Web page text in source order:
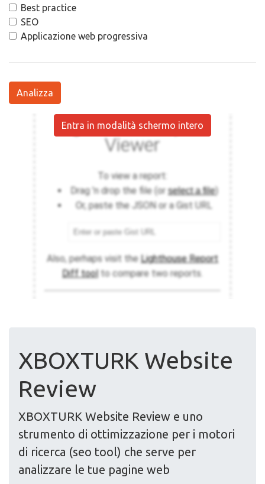
Best practice
SEO
Applicazione web progressiva
Analizza
Entra in modalità schermo intero
XBOXTURK Website
Review
XBOXTURK Website Review e uno
strumento di ottimizzazione per i motori
di ricerca (seo tool) che serve per
analizzare le tue pagine web